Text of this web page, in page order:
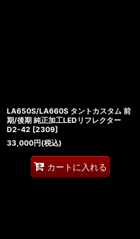
LA650S/LA660S タントカスタム 前
期/後期 純正加工LEDリフレクター
D2-42 [2309]
33,000円(税込)
カートに入れる